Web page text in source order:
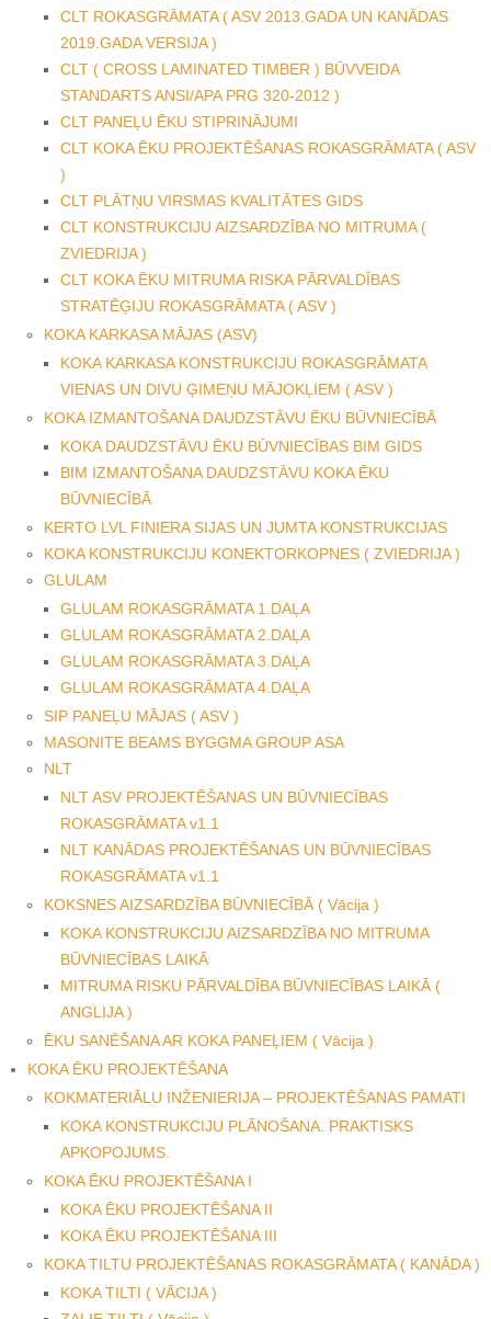
CLT ROKASGRĀMATA ( ASV 2013.GADA UN KANĀDAS
2019.GADA VERSIJA )
CLT ( CROSS LAMINATED TIMBER ) BŪVVEIDA
STANDARTS ANSI/APA PRG 320-2012 )
CLT PANEĻU ĒKU STIPRINĀJUMI
CLT KOKA ĒKU PROJEKTĒŠANAS ROKASGRĀMATA ( ASV
)
CLT PLĀTŅU VIRSMAS KVALITĀTES GIDS
CLT KONSTRUKCIJU AIZSARDZĪBA NO MITRUMA (
ZVIEDRIJA )
CLT KOKA ĒKU MITRUMA RISKA PĀRVALDĪBAS
STRATĒĢIJU ROKASGRĀMATA ( ASV )
KOKA KARKASA MĀJAS (ASV)
KOKA KARKASA KONSTRUKCIJU ROKASGRĀMATA
VIENAS UN DIVU ĢIMEŅU MĀJOKĻIEM ( ASV )
KOKA IZMANTOŠANA DAUDZSTĀVU ĒKU BŪVNIECĪBĀ
KOKA DAUDZSTĀVU ĒKU BŪVNIECĪBAS BIM GIDS
BIM IZMANTOŠANA DAUDZSTĀVU KOKA ĒKU
BŪVNIECĪBĀ
KERTO LVL FINIERA SIJAS UN JUMTA KONSTRUKCIJAS
KOKA KONSTRUKCIJU KONEKTORKOPNES ( ZVIEDRIJA )
GLULAM
GLULAM ROKASGRĀMATA 1.DAĻA
GLULAM ROKASGRĀMATA 2.DAĻA
GLULAM ROKASGRĀMATA 3.DAĻA
GLULAM ROKASGRĀMATA 4.DAĻA
SIP PANEĻU MĀJAS ( ASV )
MASONITE BEAMS BYGGMA GROUP ASA
NLT
NLT ASV PROJEKTĒŠANAS UN BŪVNIECĪBAS
ROKASGRĀMATA v1.1
NLT KANĀDAS PROJEKTĒŠANAS UN BŪVNIECĪBAS
ROKASGRĀMATA v1.1
KOKSNES AIZSARDZĪBA BŪVNIECĪBĀ ( Vācija )
KOKA KONSTRUKCIJU AIZSARDZĪBA NO MITRUMA
BŪVNIECĪBAS LAIKĀ
MITRUMA RISKU PĀRVALDĪBA BŪVNIECĪBAS LAIKĀ (
ANGLIJA )
ĒKU SANĒŠANA AR KOKA PANEĻIEM ( Vācija )
KOKA ĒKU PROJEKTĒŠANA
KOKMATERIĀLU INŽENIERIJA – PROJEKTĒŠANAS PAMATI
KOKA KONSTRUKCIJU PLĀNOŠANA. PRAKTISKS
APKOPOJUMS.
KOKA ĒKU PROJEKTĒŠANA I
KOKA ĒKU PROJEKTĒŠANA II
KOKA ĒKU PROJEKTĒŠANA III
KOKA TILTU PROJEKTĒŠANAS ROKASGRĀMATA ( KANĀDA )
KOKA TILTI ( VĀCIJA )